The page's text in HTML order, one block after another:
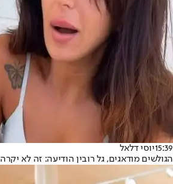
15:39יוסי דלאל
הגולשים מודאגים, גל רובין הודיעה: זה לא יקרה